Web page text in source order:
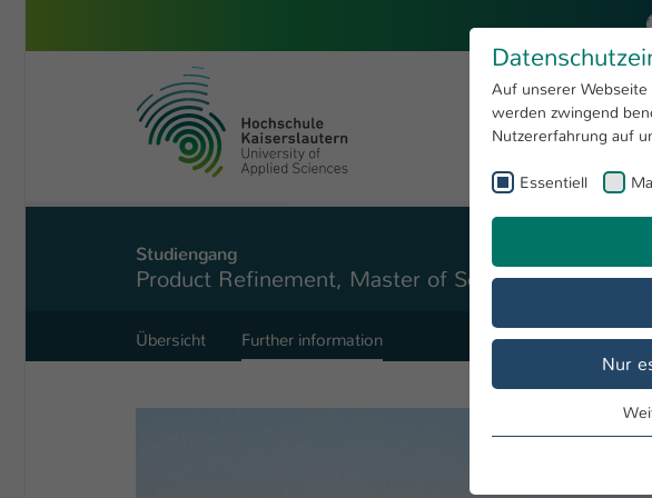
Hochschule Kaiserslautern
Sie sind hier: Further information
Studiengang
Product Refinement, Master of Science
Übersicht Further information
Auf unserer
werden zwingend
Nutzererfahrung auf
Essentiell
Nur
Essentielle